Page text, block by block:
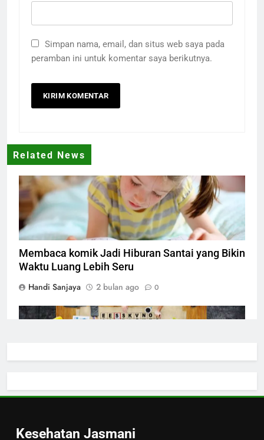
Simpan nama, email, dan situs web saya pada
peramban ini untuk komentar saya berikutnya.
Related News
membaca komik
Membaca komik Jadi Hiburan Santai yang Bikin
Waktu Luang Lebih Seru
Handi Sanjaya
2 bulan ago 0
main teka teki
Sambil Santai
Kesehatan Jasmani